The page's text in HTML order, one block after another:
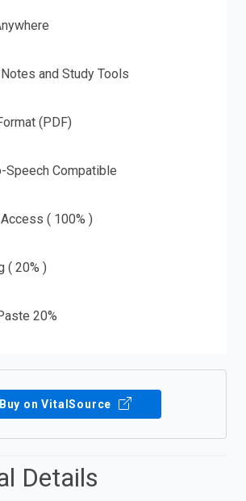
and Study Tools
(PDF)
Speech Compatible
( 100% )
( 20% )
20%
Buy on VitalSource
Details